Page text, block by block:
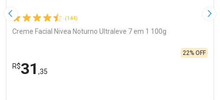
Imagem Anterior (144)
Creme Facial Nivea Noturno Ultraleve 7 em 1 100g
R$31 ,35
22% OFF